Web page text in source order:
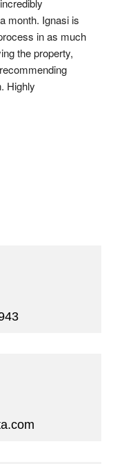
month. Ignasi is
in as much
the property,
Highly